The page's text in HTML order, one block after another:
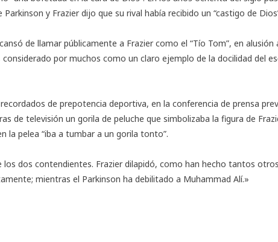
y Frazier dijo que su rival había recibido un “castigo de
de llamar públicamente a Frazier como el “Tío Tom”, en alusión
por muchos como un claro ejemplo de la docilidad del
de prepotencia deportiva, en la conferencia de prensa
de televisión un gorila de peluche que simbolizaba la figura de
la pelea “iba a tumbar a un gorila tonto”.
los dos contendientes. Frazier dilapidó, como han hecho tantos
mientras el Parkinson ha debilitado a Muhammad Alí.»